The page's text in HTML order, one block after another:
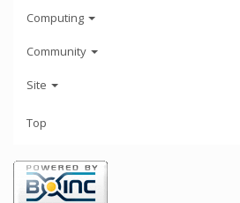
Computing
Community
Site
Top